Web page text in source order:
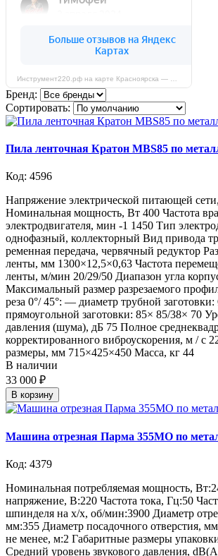
Бренд:
Сортировать:
Пила ленточная Кратон MBS85 по
Код: 4596
Напряжение электрической питающей
Номинальная мощность, Вт 400 Частота
электродвигателя, мин -1 1450 Тип
однофазный, коллекторный Вид привода
ременная передача, червячный редуктор
ленты, мм 1300×12,5×0,63 Частота
ленты, м/мин 20/29/50 Диапазон угла
Максимальный размер разрезаемого
реза 0°/ 45°: — диаметр трубной
прямоугольной заготовки: 85× 85/38× 70
давления (шума), дБ 75 Полное
корректированного виброускорения, м / c
размеры, мм 715×425×450 Масса, кг 44
В наличии
33 000 ₽
В корзину
Машина отрезная Парма 355МО по
Код: 4379
Номинальная потребляемая мощность,
напряжение, В:220 Частота тока, Гц:50
шпинделя на х/х, об/мин:3900 Диаметр
мм:355 Диаметр посадочного отверстия,
не менее, м:2 Габаритные размеры
Средний уровень звукового давления,